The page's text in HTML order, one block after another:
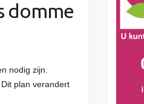
domme
nodig zijn.
plan verandert